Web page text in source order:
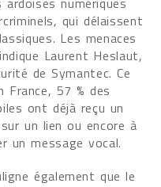
qui délaissent
Les menaces
Laurent Heslaut,
de Symantec. Ce
France, 57 % des
ont déjà reçu un
un lien ou encore à
un message vocal.
également que le